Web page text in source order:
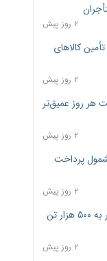
۲ روز پیش
کالاهای
۲ روز پیش
هر روز عمیق‌تر
۲ روز پیش
پرداخت
۲ روز پیش
پیش‌بینی افزایش تولید برنج؛ نیاز وارداتی کشور به ۵۰۰ هزار تن
۲ روز پیش